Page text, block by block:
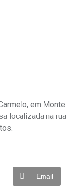
em
localizada na
Email